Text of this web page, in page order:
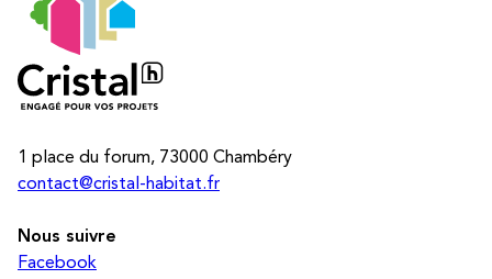
1 place du forum, 73000 Chambéry
contact@cristal-habitat.fr
Nous suivre
Facebook